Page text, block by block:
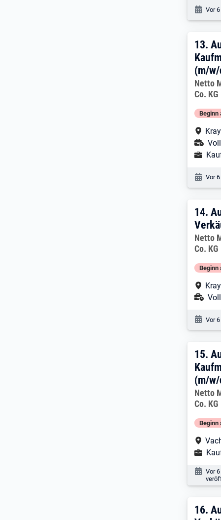
Vor
13.
13.
(m/
Netto
Co. KG
Beginn
Vor
14.
14.
Netto
Co. KG
Beginn
Vor
15.
15.
(m/
Netto
Co. KG
Beginn
Vor
16.
16.